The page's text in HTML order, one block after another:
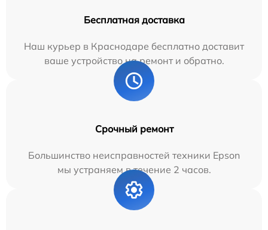
Бесплатная доставка
Наш курьер в Краснодаре бесплатно доставит
ваше устройство на ремонт и обратно.
Срочный ремонт
Большинство неисправностей техники Epson
мы устраняем в течение 2 часов.